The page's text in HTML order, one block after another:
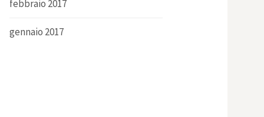
febbraio 2017
gennaio 2017